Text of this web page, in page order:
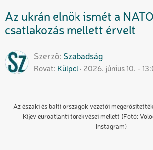
Az ukrán elnök ismét a
csatlakozás mellett érvelt
Szerző Szabadság
Rovat Külpol 2026. június 10. -
Az északi és balti országok vezetői
Kijev euroatlanti törekvései mellett (Fotó:
Instagram)